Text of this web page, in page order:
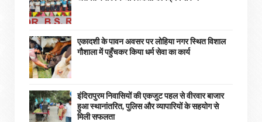
एकादशी के पावन अवसर पर लोहिया नगर स्थित विशाल
गौशाला में पहुँचकर किया धर्म सेवा का कार्य
इंदिरापुरम निवासियों की एकजुट पहल से वीरवार बाजार
हुआ स्थानांतरित, पुलिस और व्यापारियों के सहयोग से
मिली सफलता